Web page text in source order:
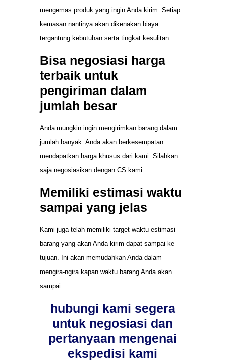
mengemas produk yang ingin Anda kirim. Setiap
kemasan nantinya akan dikenakan biaya
tergantung kebutuhan serta tingkat kesulitan.
Bisa negosiasi harga
terbaik untuk
pengiriman dalam
jumlah besar
Anda mungkin ingin mengirimkan barang dalam
jumlah banyak. Anda akan berkesempatan
mendapatkan harga khusus dari kami. Silahkan
saja negosiasikan dengan CS kami.
Memiliki estimasi waktu
sampai yang jelas
Kami juga telah memiliki target waktu estimasi
barang yang akan Anda kirim dapat sampai ke
tujuan. Ini akan memudahkan Anda dalam
mengira-ngira kapan waktu barang Anda akan
sampai.
hubungi kami segera
untuk negosiasi dan
pertanyaan mengenai
ekspedisi kami